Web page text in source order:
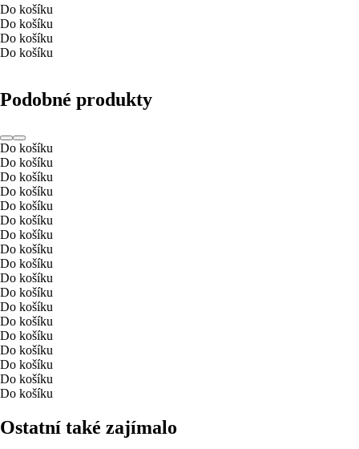
Do košíku
Do košíku
Do košíku
Do košíku
Podobné produkty
Do košíku
Do košíku
Do košíku
Do košíku
Do košíku
Do košíku
Do košíku
Do košíku
Do košíku
Do košíku
Do košíku
Do košíku
Do košíku
Do košíku
Do košíku
Do košíku
Do košíku
Do košíku
Ostatní také zajímalo